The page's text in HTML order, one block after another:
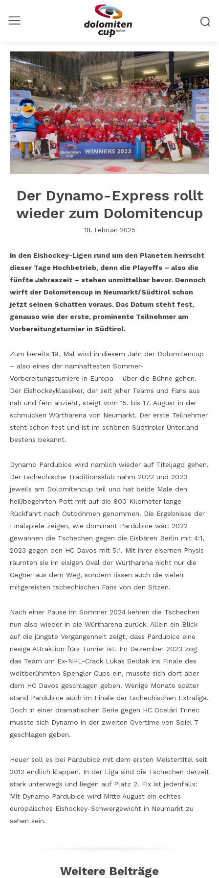
Der Dynamo-Express rollt
wieder zum Dolomitencup
18. Februar 2025
In den Eishockey-Ligen rund um den Planeten herrscht
dieser Tage Hochbetrieb, denn die Playoffs – also die
fünfte Jahreszeit – stehen unmittelbar bevor. Dennoch
wirft der Dolomitencup in Neumarkt/Südtirol schon
jetzt seinen Schatten voraus. Das Datum steht fest,
genauso wie der erste, prominente Teilnehmer am
Vorbereitungsturnier in Südtirol.
Zum bereits 19. Mal wird in diesem Jahr der Dolomitencup
– also eines der namhaftesten Sommer-
Vorbereitungsturniere in Europa – über die Bühne gehen.
Der Eishockeyklassiker, der seit jeher Teams und Fans aus
nah und fern anzieht, steigt vom 15. bis 17. August in der
schmucken Würtharena von Neumarkt. Der erste Teilnehmer
steht schon fest und ist im schönen Südtiroler Unterland
bestens bekannt.
Dynamo Pardubice wird nämlich wieder auf Titeljagd gehen.
Der tschechische Traditionsklub nahm 2022 und 2023
jeweils am Dolomitencup teil und hat beide Male den
heißbegehrten Pott mit auf die 800 Kilometer lange
Rückfahrt nach Ostböhmen genommen. Die Ergebnisse der
Finalspiele zeigen, wie dominant Pardubice war: 2022
gewannen die Tschechen gegen die Eisbären Berlin mit 4:1,
2023 gegen den HC Davos mit 5:1. Mit ihrer eisernen Physis
räumten sie im eisigen Oval der Würtharena nicht nur die
Gegner aus dem Weg, sondern rissen auch die vielen
mitgereisten tschechischen Fans von den Sitzen.
Nach einer Pause im Sommer 2024 kehren die Tschechen
nun also wieder in die Würtharena zurück. Allein ein Blick
auf die jüngste Vergangenheit zeigt, dass Pardubice eine
riesige Attraktion fürs Turnier ist. Im Dezember 2023 zog
das Team um Ex-NHL-Crack Lukas Sedlak ins Finale des
weltberühmten Spengler Cups ein, musste sich dort aber
dem HC Davos geschlagen geben. Wenige Monate später
stand Pardubice auch im Finale der tschechischen Extraliga.
Doch in einer dramatischen Serie gegen HC Ocelári Trinec
musste sich Dynamo in der zweiten Overtime von Spiel 7
geschlagen geben.
Heuer soll es bei Pardubice mit dem ersten Meistertitel seit
2012 endlich klappen. In der Liga sind die Tschechen derzeit
stark unterwegs und liegen auf Platz 2. Fix ist jedenfalls:
Mit Dynamo Pardubice wird Mitte August ein echtes
europäisches Eishockey-Schwergewicht in Neumarkt zu
sehen sein.
Weitere Beiträge